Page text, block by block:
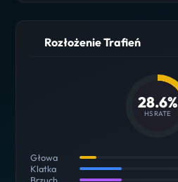
Rozłożenie Trafień
28.6%
HS RATE
Głowa
Klatka
Brzuch